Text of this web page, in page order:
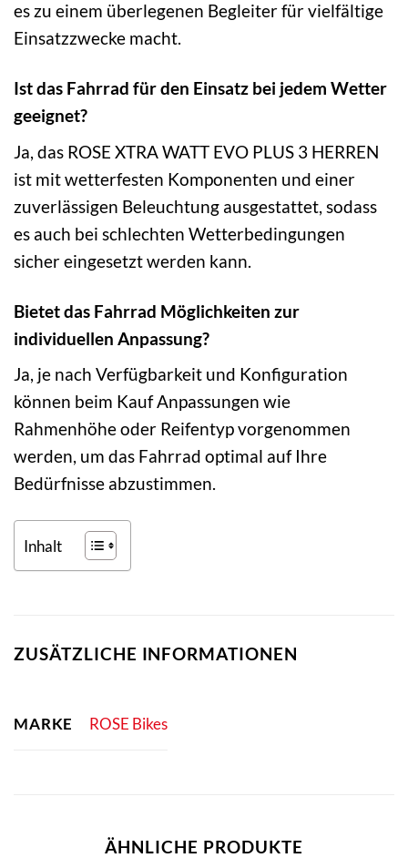
es zu einem überlegenen Begleiter für vielfältige
Einsatzzwecke macht.
Ist das Fahrrad für den Einsatz bei jedem Wetter
geeignet?
Ja, das ROSE XTRA WATT EVO PLUS 3 HERREN
ist mit wetterfesten Komponenten und einer
zuverlässigen Beleuchtung ausgestattet, sodass
es auch bei schlechten Wetterbedingungen
sicher eingesetzt werden kann.
Bietet das Fahrrad Möglichkeiten zur
individuellen Anpassung?
Ja, je nach Verfügbarkeit und Konfiguration
können beim Kauf Anpassungen wie
Rahmenhöhe oder Reifentyp vorgenommen
werden, um das Fahrrad optimal auf Ihre
Bedürfnisse abzustimmen.
Inhalt
ZUSÄTZLICHE INFORMATIONEN
MARKE ROSE Bikes
ÄHNLICHE PRODUKTE